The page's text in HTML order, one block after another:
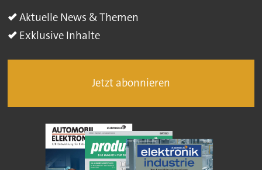
Aktuelle News & Themen
Exklusive Inhalte
Jetzt abonnieren